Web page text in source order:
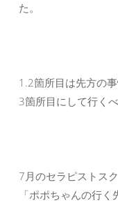
た。
1.2箇所目は先方の
3箇所目にして行く
7月のセラピストス
「ポポちゃんの行く